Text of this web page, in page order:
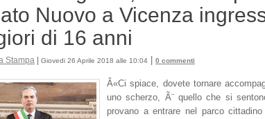
Nuovo a Vicenza
di 16 anni
Stampa | Giovedi 26 Aprile 2018 alle 10:04 0 commenti
Â«Ci spiace, dovete tornare
uno scherzo, Ã¨ quello che si
provano a entrare nel parco